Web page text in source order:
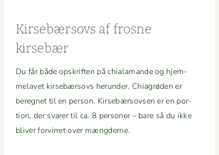
Kirse­bærsovs af frosne
kirsebær
Du får både opskriften på chiala­mande og hjem­
melavet kirse­bærsovs herun­der. Chi­a­grø­den er
bereg­net til en per­son. Kirse­bærsovsen er en por­
tion, der svar­er til ca. 8 per­son­er – bare så du ikke
bliv­er forvir­ret over mængderne.